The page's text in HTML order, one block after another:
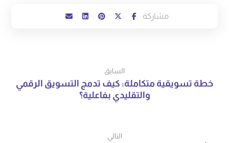
السابق
خطة تسويقية متكاملة: كيف تدمج التسويق الرقمي
والتقليدي بفاعلية؟
التالي